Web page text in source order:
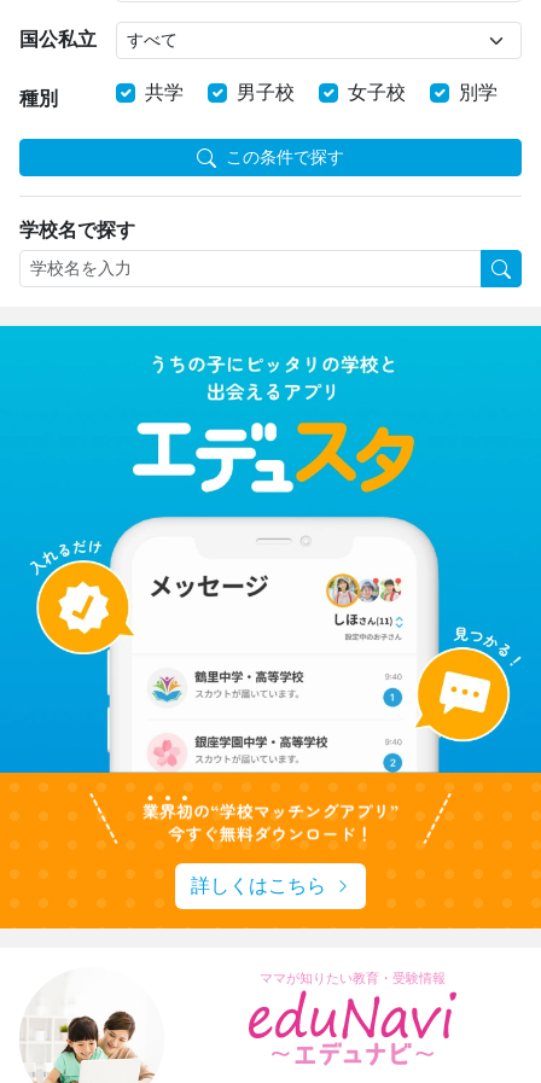
国公私立
種別 共学 男子校 女子校 別学
この条件で探す
学校名で探す
詳しくはこちら
ママが知りたい教育・受験情報